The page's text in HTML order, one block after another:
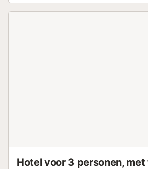
Hotel voor 3 personen,